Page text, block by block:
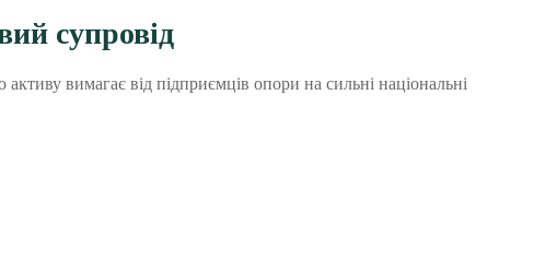
супровід
вимагає від підприємців опори на сильні національні